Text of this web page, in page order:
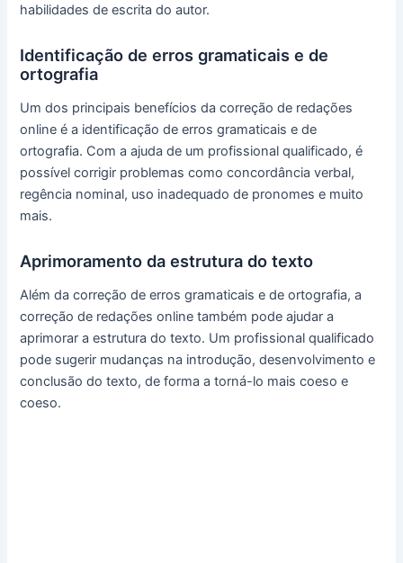
habilidades de escrita do autor.
Identificação de erros gramaticais e de
ortografia
Um dos principais benefícios da correção de redações
online é a identificação de erros gramaticais e de
ortografia. Com a ajuda de um profissional qualificado, é
possível corrigir problemas como concordância verbal,
regência nominal, uso inadequado de pronomes e muito
mais.
Aprimoramento da estrutura do texto
Além da correção de erros gramaticais e de ortografia, a
correção de redações online também pode ajudar a
aprimorar a estrutura do texto. Um profissional qualificado
pode sugerir mudanças na introdução, desenvolvimento e
conclusão do texto, de forma a torná-lo mais coeso e
coeso.